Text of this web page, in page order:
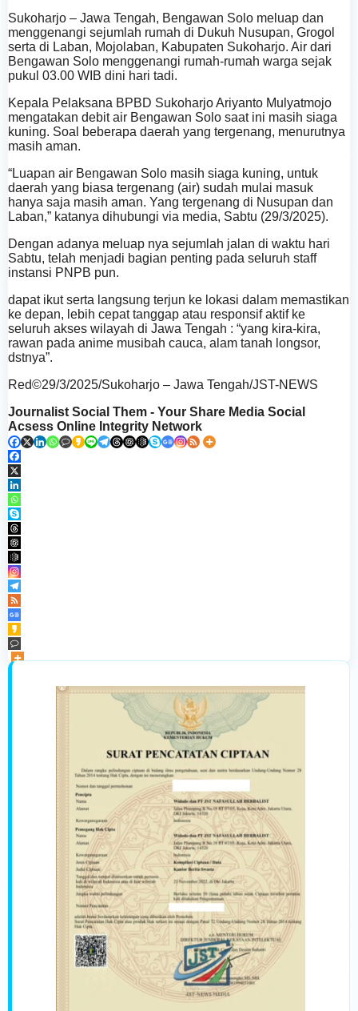
Sukoharjo – Jawa Tengah, Bengawan Solo meluap dan
menggenangi sejumlah rumah di Dukuh Nusupan, Grogol
serta di Laban, Mojolaban, Kabupaten Sukoharjo. Air dari
Bengawan Solo menggenangi rumah-rumah warga sejak
pukul 03.00 WIB dini hari tadi.
Kepala Pelaksana BPBD Sukoharjo Ariyanto Mulyatmojo
mengatakan debit air Bengawan Solo saat ini masih siaga
kuning. Soal beberapa daerah yang tergenang, menurutnya
masih aman.
“Luapan air Bengawan Solo masih siaga kuning, untuk
daerah yang biasa tergenang (air) sudah mulai masuk
hanya saja masih aman. Yang tergenang di Nusupan dan
Laban,” katanya dihubungi via media, Sabtu (29/3/2025).
Dengan adanya meluap nya sejumlah jalan di waktu hari
Sabtu, telah menjadi bagian penting pada seluruh staff
instansi PNPB pun.
dapat ikut serta langsung terjun ke lokasi dalam memastikan
ke depan, lebih cepat tanggap atau responsif aktif ke
seluruh akses wilayah di Jawa Tengah : “yang kira-kira,
rawan pada anime musibah cauca, alam tanah longsor,
dstnya”.
Red©29/3/2025/Sukoharjo – Jawa Tengah/JST-NEWS
Journalist Social Them - Your Share Media Social
Acsess Online Integrity Network